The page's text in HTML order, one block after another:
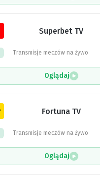
Superbet TV
Transmisje meczów na żywo
Oglądaj
Fortuna TV
Transmisje meczów na żywo
Oglądaj